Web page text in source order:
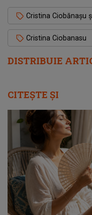
DISTRIBUIE
Cristina Ciobănașu
Cristina Ciobanasu
CITEȘTE ȘI